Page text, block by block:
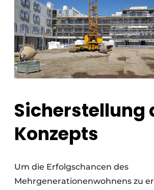
Sicherstellung
Konzepts
Um die Erfolgschancen des
Mehrgenerationenwohnens zu